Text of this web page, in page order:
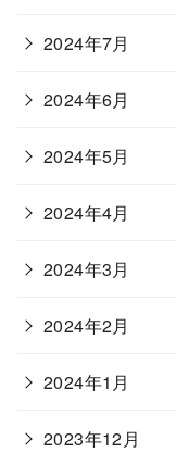
2024年7月
2024年6月
2024年5月
2024年4月
2024年3月
2024年2月
2024年1月
2023年12月